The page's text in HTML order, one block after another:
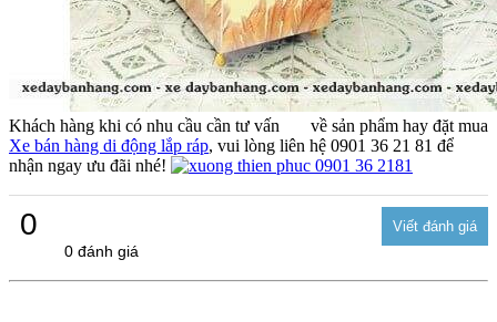
Khách hàng khi có nhu cầu cần tư vấn về sản phẩm hay đặt mua
Xe bán hàng di động lắp ráp, vui lòng liên hệ 0901 36 21 81 để
nhận ngay ưu đãi nhé!
0
0 đánh giá